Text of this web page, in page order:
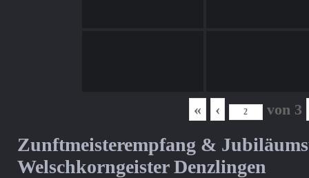
« ‹ von 3
Zunftmeisterempfang &
Welschkorngeister Denzlingen